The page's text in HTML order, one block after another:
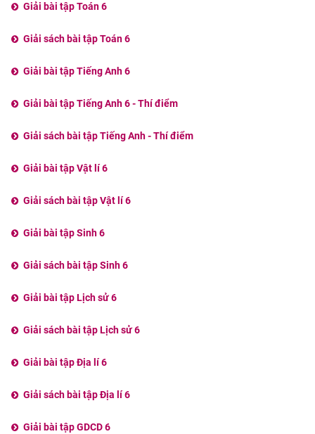
Giải bài tập Toán 6
Giải sách bài tập Toán 6
Giải bài tập Tiếng Anh 6
Giải bài tập Tiếng Anh 6 - Thí điểm
Giải sách bài tập Tiếng Anh - Thí điểm
Giải bài tập Vật lí 6
Giải sách bài tập Vật lí 6
Giải bài tập Sinh 6
Giải sách bài tập Sinh 6
Giải bài tập Lịch sử 6
Giải sách bài tập Lịch sử 6
Giải bài tập Địa lí 6
Giải sách bài tập Địa lí 6
Giải bài tập GDCD 6